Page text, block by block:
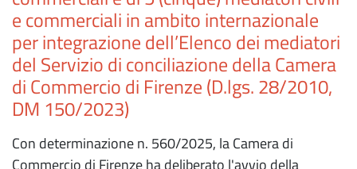
e commerciali in ambito internazionale
per integrazione dell’Elenco dei mediatori
del Servizio di conciliazione della Camera
di Commercio di Firenze (D.lgs. 28/2010,
DM 150/2023)
Con determinazione n. 560/2025, la Camera di
Commercio di Firenze ha deliberato l'avvio della